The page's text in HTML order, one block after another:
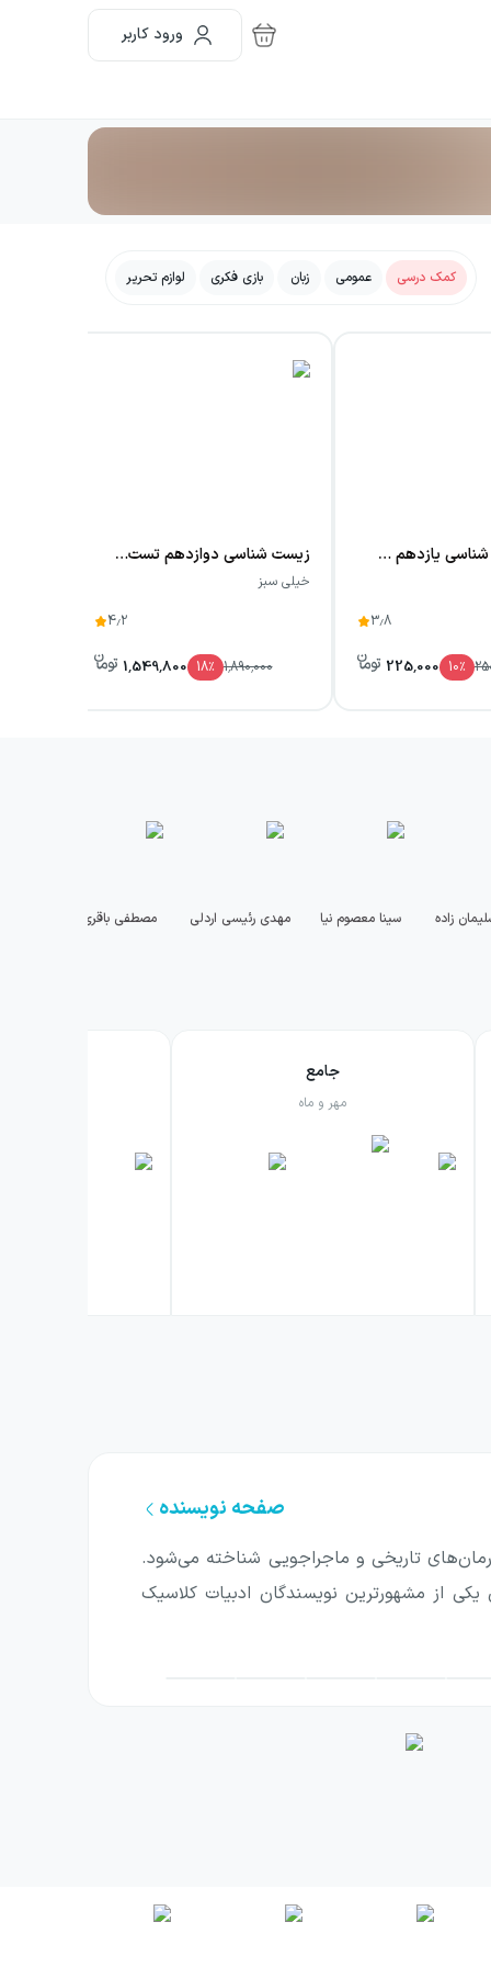
ورود کاربر
کمک درسی عمومی زبان بازی فکری لوازم تحریر
درسی زیست شناسی یازدهم چاپ ۱۴۰۵
3.8
10٪ 225,000
زیست شناسی دوازدهم تست خیلی سبز
خیلی سبز
4.2
1,890,000
18٪ 1,549,800
زاده سینا معصوم نیا مهدی رئیسی اردلی مصطفی باقری
جامع
مهر و ماه
صفحه نویسنده
تاریخی و ماجراجویی شناخته می‌شود.
و در ۵ دسامبر ۱۸۷۰ درگذشت. دوما به عنوان یکی از مشهورترین نویسندگان ادبیات کلاسیک